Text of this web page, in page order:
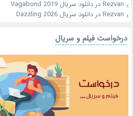
Rezvanدردانلود سریال Vagabond 2019
Rezvanدردانلود سریال Dazzling 2026
درخواست فیلم و سریال